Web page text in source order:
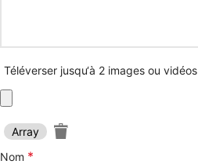
Téléverser jusqu‘à 2 images ou vidéos
Array
Nom *